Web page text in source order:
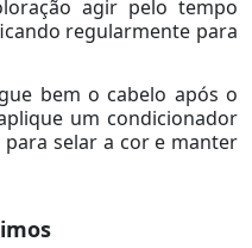
agir pelo tempo
regularmente para
bem o cabelo após o
um condicionador
selar a cor e manter